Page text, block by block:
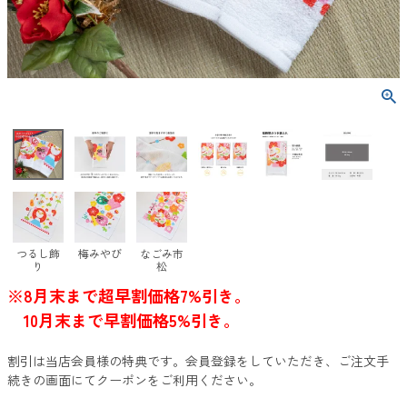
つるし飾
り
梅みやび
なごみ市
松
※8月末まで超早割価格7%引き。
10月末まで早割価格5%引き。
割引は当店会員様の特典です。会員登録をしていただき、ご注文手
続きの画面にてクーポンをご利用ください。